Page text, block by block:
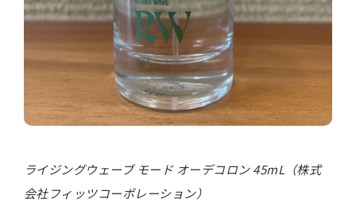
ライジングウェーブ モード オーデコロン 45mL（株式
会社フィッツコーポレーション）